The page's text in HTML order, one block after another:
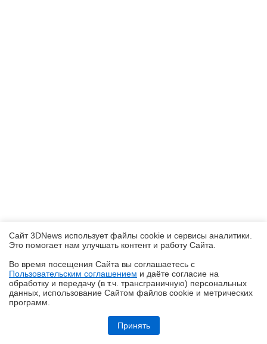
Обзор игрового ноутбука ASUS ROG Zephyrus G14 GU405: пример
удачной погони за двумя зайцами
Сайт 3DNews использует файлы cookie и сервисы аналитики.
Это помогает нам улучшать контент и работу Cайта.
Во время посещения Cайта вы соглашаетесь с
Пользовательским соглашением и даёте согласие на
обработку и передачу (в т.ч. трансграничную) персональных
данных, использование Cайтом файлов cookie и метрических
программ.
Принять